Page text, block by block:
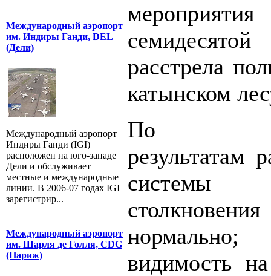
Международный аэропорт
им. Индиры Ганди, DEL
(Дели)
Международный аэропорт
Индиры Ганди (IGI)
расположен на юго-западе
Дели и обслуживает
местные и международные
линии. В 2006-07 годах IGI
зарегистрир...
Международный аэропорт
им. Шарля де Голля, CDG
(Париж)
расстрела
катынском
По
результатам
системы
видимость